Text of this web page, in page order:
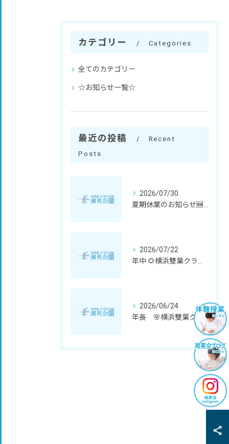
カテゴリー Categories
全てのカテゴリー
☆お知らせ一覧☆
最近の投稿
Recent
Posts
2026/07/30
2026/07/22
2026/06/24
年長 🌸横浜雙葉クラス 秋期講座のご案内🌸